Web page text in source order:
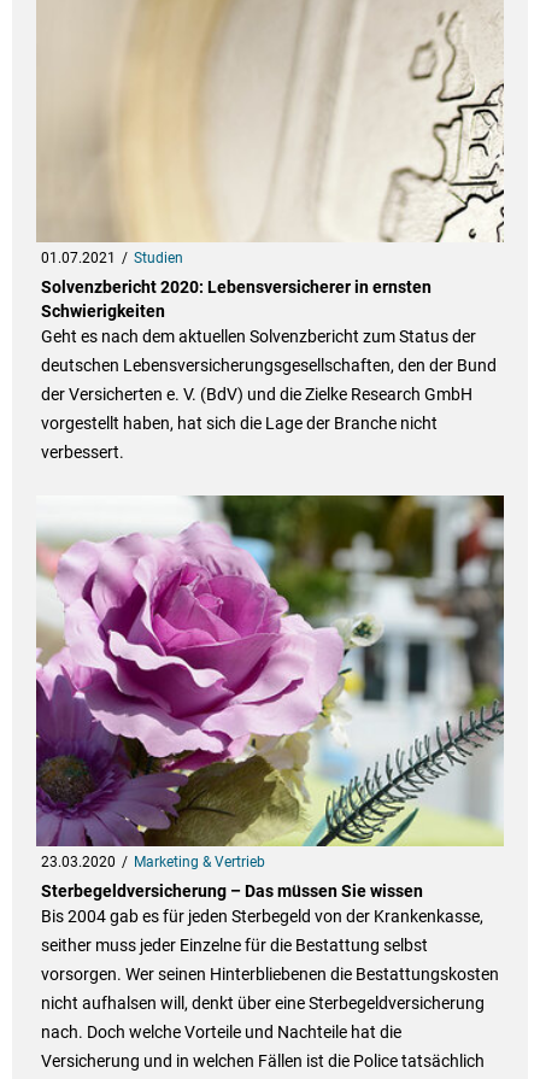
01.07.2021 Studien
Solvenzbericht 2020: Lebensversicherer in ernsten
Schwierigkeiten
Geht es nach dem aktuellen Solvenzbericht zum Status der
deutschen Lebensversicherungsgesellschaften, den der Bund
der Versicherten e. V. (BdV) und die Zielke Research GmbH
vorgestellt haben, hat sich die Lage der Branche nicht
verbessert.
23.03.2020 Marketing & Vertrieb
Sterbegeldversicherung – Das müssen Sie wissen
Bis 2004 gab es für jeden Sterbegeld von der Krankenkasse,
seither muss jeder Einzelne für die Bestattung selbst
vorsorgen. Wer seinen Hinterbliebenen die Bestattungskosten
nicht aufhalsen will, denkt über eine Sterbegeldversicherung
nach. Doch welche Vorteile und Nachteile hat die
Versicherung und in welchen Fällen ist die Police tatsächlich